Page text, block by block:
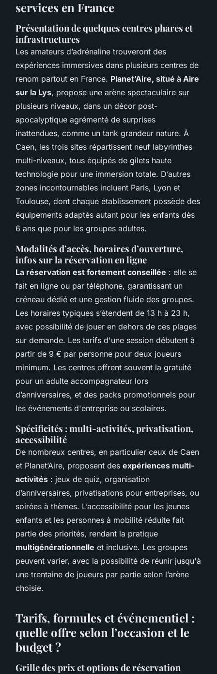
services en France
Présentation de quelques centres phares et
infrastructures
Les amateurs d’adrénaline trouveront des
expériences immersives dans plusieurs centres de
renom partout en France. Planet’Aire, situé à Aire
sur la Lys, propose une arène spectaculaire sur
plusieurs niveaux, dans un décor post-
apocalyptique agrémenté de surprises
inattendues, comme un tank grandeur nature. À
Caen, les trois sites répartissent neuf labyrinthes
multi-niveaux, tous équipés de gilets haute
technologie pour une immersion totale. D’autres
zones incontournables incluent Paris, Lyon et
Toulouse, dont chaque établissement possède des
équipements adaptés autant pour les enfants dès
6 ans que pour les groupes adultes.
Modalités d’accès, horaires d’ouverture,
infos sur la réservation en ligne
La réservation est fortement conseillée : elle se
fait en ligne ou par téléphone, garantissant un
créneau dédié et une gestion fluide des groupes.
Les horaires typiques s’étendent de 13 h à 23 h,
avec possibilité de jouer en dehors de ces plages
sur demande. Les tarifs d'une session débutent à
partir de 9 € par personne pour deux joueurs
minimum. Les centres offrent souvent la gratuité
pour un adulte accompagnateur lors
d’anniversaires, et des packs promotionnels pour
les événements d'entreprise ou scolaires.
Spécificités : multi-activités, privatisation,
accessibilité
De nombreux centres, en particulier ceux de Caen
et Planet’Aire, proposent des expériences multi-
activités : jeux de quiz, organisation
d’anniversaires, privatisations pour entreprises, ou
soirées à thèmes. L’accessibilité pour les jeunes
enfants et les personnes à mobilité réduite fait
partie des priorités, rendant la pratique
multigénérationnelle et inclusive. Les groupes
peuvent varier, avec la possibilité de réunir jusqu'à
une trentaine de joueurs par partie selon l’arène
choisie.
Tarifs, formules et événementiel :
quelle offre selon l’occasion et le
budget ?
Grille des prix et options de réservation